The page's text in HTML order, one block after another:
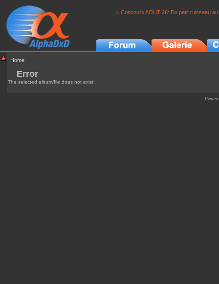
> Concours AOUT 26: Du petit ruisseau
Home
Error
The selected album/file does not exist!